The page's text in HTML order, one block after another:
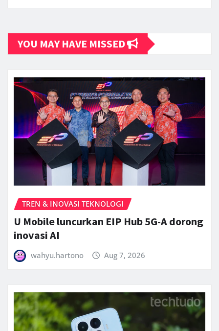
YOU MAY HAVE MISSED
TREN & INOVASI TEKNOLOGI
U Mobile luncurkan EIP Hub 5G-A dorong
inovasi AI
wahyu.hartono Aug 7, 2026